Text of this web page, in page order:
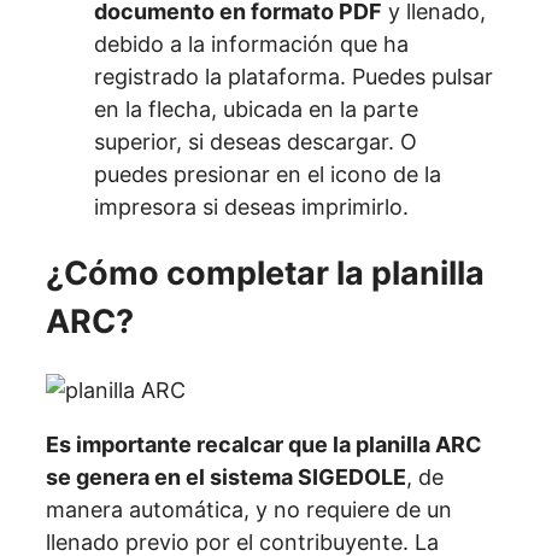
documento en formato PDF y llenado,
debido a la información que ha
registrado la plataforma. Puedes pulsar
en la flecha, ubicada en la parte
superior, si deseas descargar. O
puedes presionar en el icono de la
impresora si deseas imprimirlo.
¿Cómo completar la planilla
ARC?
Es importante recalcar que la planilla ARC
se genera en el sistema SIGEDOLE, de
manera automática, y no requiere de un
llenado previo por el contribuyente. La